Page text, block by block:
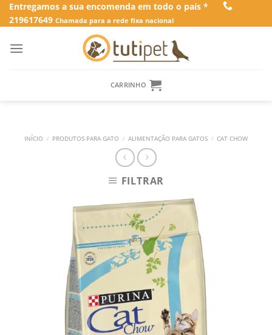
SkipEntregamos a sua encomenda em todo o país *
219617649 Chamada para a rede fixa nacional
CARRINHO
INÍCIO / PRODUTOS PARA GATO / ALIMENTAÇÃO PARA GATOS / CAT CHOW
FILTRAR